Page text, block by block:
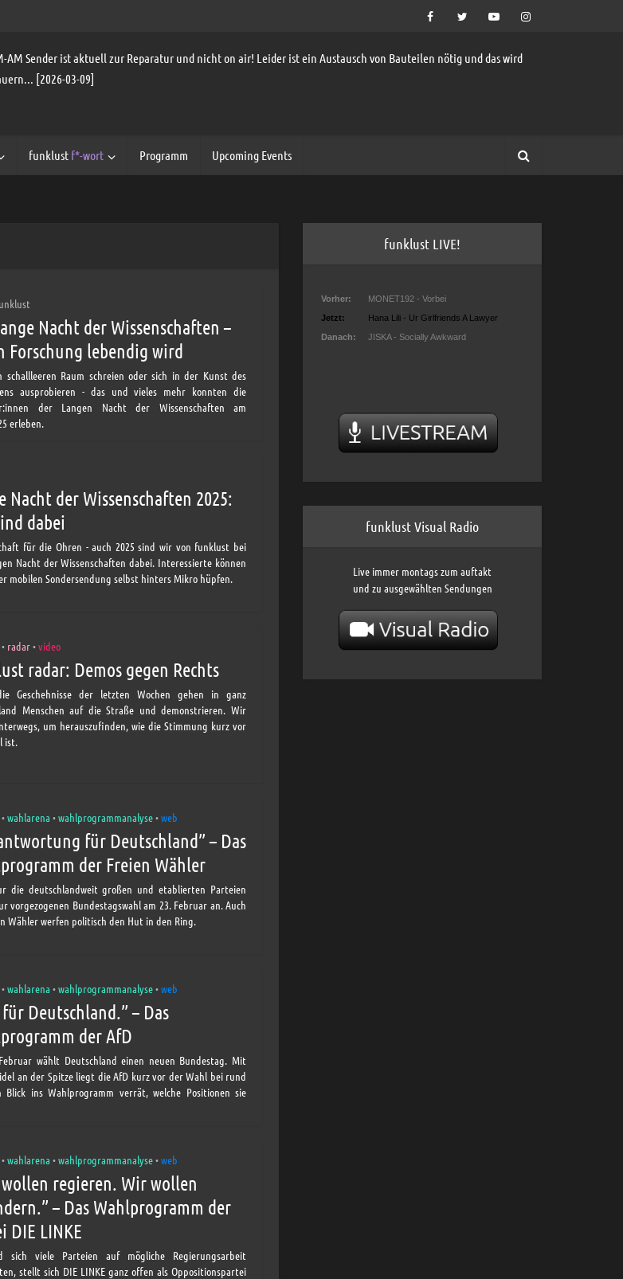
AM Sender ist aktuell zur Reparatur und nicht on air! Leider ist ein Austausch von Bauteilen nötig und das wird
[2026-03-09]
funklust f*-wort Programm Upcoming Events
Nacht der Wissenschaften –
Forschung lebendig wird
schallleeren Raum schreien oder sich in der Kunst des
ausprobieren - das und vieles mehr konnten die
der Langen Nacht der Wissenschaften am
erleben.
Nacht der Wissenschaften 2025:
dabei
für die Ohren - auch 2025 sind wir von funklust bei
Nacht der Wissenschaften dabei. Interessierte können
mobilen Sondersendung selbst hinters Mikro hüpfen.
• radar•video
radar: Demos gegen Rechts
Geschehnisse der letzten Wochen gehen in ganz
Menschen auf die Straße und demonstrieren. Wir
um herauszufinden, wie die Stimmung kurz vor
ist.
•wahlarena •wahlprogrammanalyse•web
für Deutschland” – Das
der Freien Wähler
die deutschlandweit großen und etablierten Parteien
vorgezogenen Bundestagswahl am 23. Februar an. Auch
Wähler werfen politisch den Hut in den Ring.
•wahlarena •wahlprogrammanalyse•web
Deutschland.” – Das
der AfD
wählt Deutschland einen neuen Bundestag. Mit
an der Spitze liegt die AfD kurz vor der Wahl bei rund
Blick ins Wahlprogramm verrät, welche Positionen sie
•wahlarena •wahlprogrammanalyse•web
wollen regieren. Wir wollen
– Das Wahlprogramm der
DIE LINKE
sich viele Parteien auf mögliche Regierungsarbeit
stellt sich DIE LINKE ganz offen als Oppositionspartei
funklust LIVE!
funklust Visual Radio
Live immer montags zum auftakt
und zu ausgewählten Sendungen